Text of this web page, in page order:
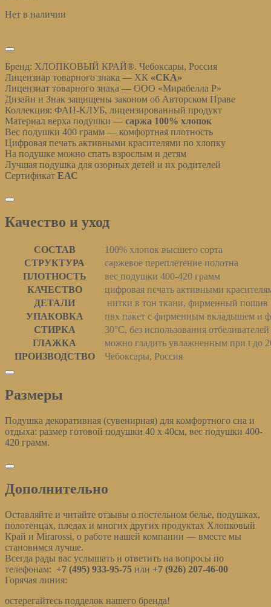
Нет в наличии
Бренд: ХЛОПКОВЫЙ КРАЙ®. Чебоксары, Россия
Лицензиар товарного знака — ХК «СКА»
Лицензиат товарного знака — ООО «Мирабелла Р»
Дизайн и Знак защищены законом об Авторском Праве
Коллекция: ФАН-КЛУБ, лицензированный продукт
Материал верха подушки — саржа 100% хлопок
Вес подушки 400 грамм — комфортная плотность
Цифровая печать активными красителями по хлопку
На подушке можно спать взрослым и детям
Лучшая подушка для озорных детей и их родителей
Сертификат ЕАС
Качество и уход
СОСТАВ
100% хлопок высшего сорта
СТРУКТУРА
саржевое переплетение полотна
ПЛОТНОСТЬ
вес подушки 400-420 грамм
КАЧЕСТВО
цифровая печать активными
ДЕТАЛИ
нитки в тон ткани, фирменный пошив
УПАКОВКА
пвх пакет с фирменным вкладышем и
СТИРКА
30°С, без использования отбеливателей
ГЛАЖКА
можно гладить увлажненным при t до
ПРОИЗВОДСТВО
Чебоксары, Россия
Размеры
Подушка декоративная (сувенирная) для комфортного сна и
отдыха: размер готовой подушки 40 х 40см, вес подушки 400-
420 грамм.
Дополнительно
Оставляйте и читайте отзывы о постельном белье, подушках,
полотенцах, пледах и многих других продуктах Хлопковый
Край и Mirarossi, о работе нашей компании — вместе мы
становимся лучше.
Всегда рады вас услышать и ответить на вопросы по
телефонам: +7 (495) 933-95-75 или +7 (926) 207-46-00
Горячая линия:
остерегайтесь подделок нашего бренда!